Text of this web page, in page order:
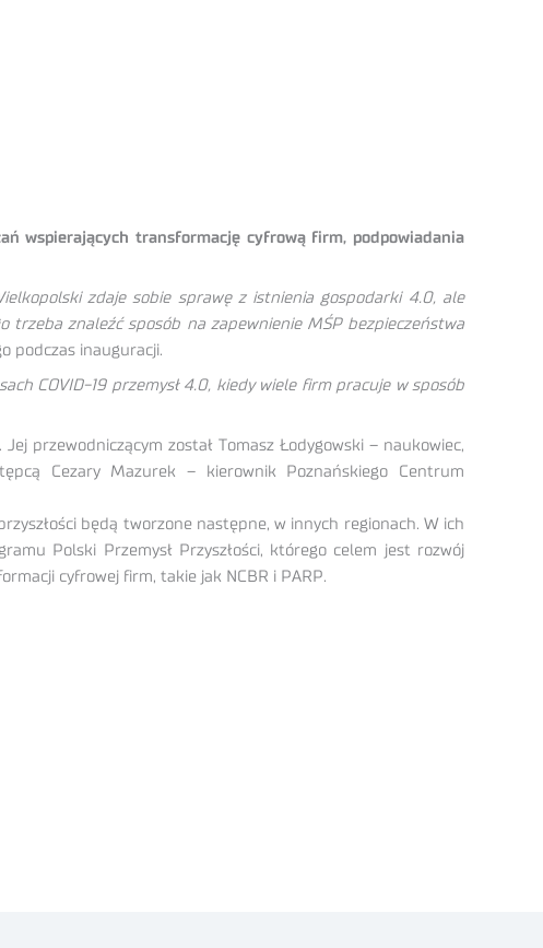
wspierających transformację cyfrową firm, podpowiadania
zdaje sobie sprawę z istnienia gospodarki 4.0, ale
trzeba znaleźć sposób na zapewnienie MŚP bezpieczeństwa
podczas inauguracji.
COVID-19 przemysł 4.0, kiedy wiele firm pracuje w sposób
przewodniczącym został Tomasz Łodygowski – naukowiec,
Cezary Mazurek – kierownik Poznańskiego Centrum
będą tworzone następne, w innych regionach. W ich
Polski Przemysł Przyszłości, którego celem jest rozwój
cyfrowej firm, takie jak NCBR i PARP.